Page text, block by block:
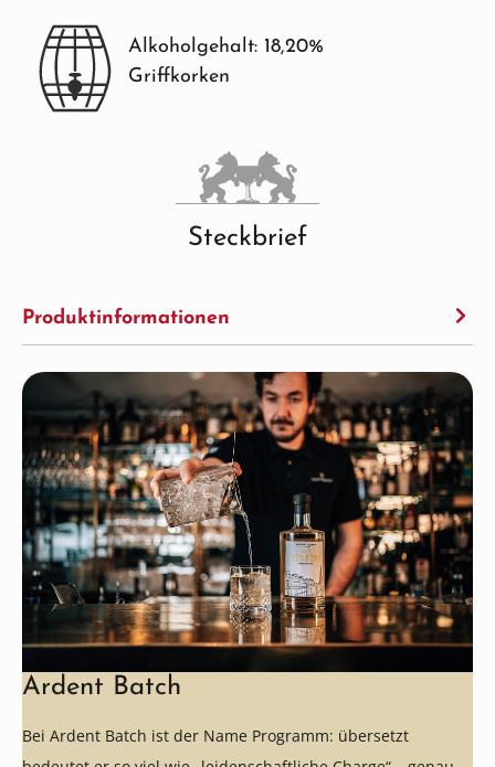
Alkoholgehalt: 18,20%
Griffkorken
Steckbrief
Produktinformationen
Ardent Batch
Bei Ardent Batch ist der Name Programm: übersetzt